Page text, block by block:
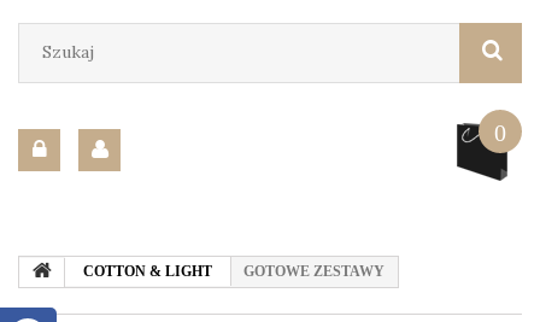
0
COTTON & LIGHT GOTOWE ZESTAWY